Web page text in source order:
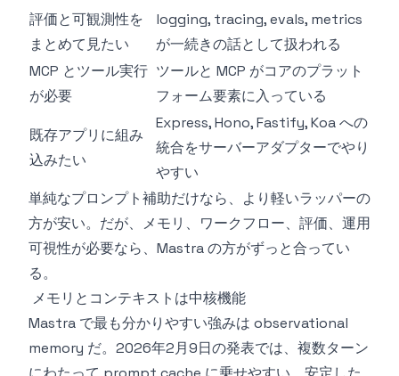
評価と可観測性を
まとめて見たい
logging, tracing, evals, metrics
が一続きの話として扱われる
MCP とツール実行
が必要
ツールと MCP がコアのプラット
フォーム要素に入っている
既存アプリに組み
込みたい
Express, Hono, Fastify, Koa への
統合をサーバーアダプターでやり
やすい
単純なプロンプト補助だけなら、より軽いラッパーの
方が安い。だが、メモリ、ワークフロー、評価、運用
可視性が必要なら、Mastra の方がずっと合ってい
る。
メモリとコンテキストは中核機能
Mastra で最も分かりやすい強みは observational
memory だ。2026年2月9日の発表では、複数ターン